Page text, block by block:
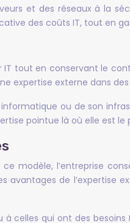
et des réseaux à la
des coûts IT, tout en
tout en conservant le
expertise externe dans
ou de son
pointue là où elle est le
modèle, l’entreprise
de l’expertise
qui ont des besoins